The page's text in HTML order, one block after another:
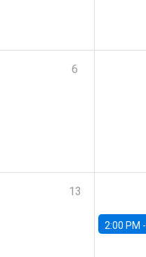
6
13
2:00 PM -